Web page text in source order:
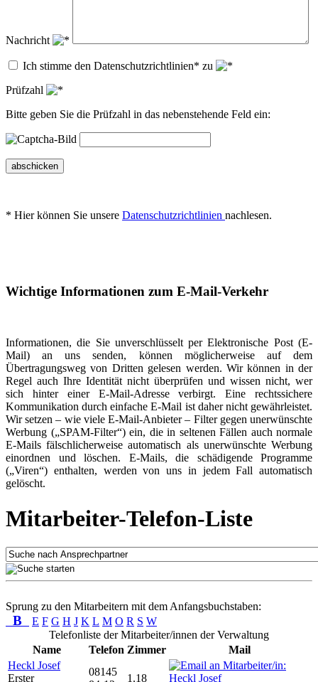
Nachricht
Ich stimme den Datenschutzrichtlinien* zu
Prüfzahl
Bitte geben Sie die Prüfzahl in das nebenstehende Feld ein:
abschicken
* Hier können Sie unsere Datenschutzrichtlinien nachlesen.
Wichtige Informationen zum E-Mail-Verkehr
Informationen, die Sie unverschlüsselt per Elektronische Post (E-
Mail) an uns senden, können möglicherweise auf dem
Übertragungsweg von Dritten gelesen werden. Wir können in der
Regel auch Ihre Identität nicht überprüfen und wissen nicht, wer
sich hinter einer E-Mail-Adresse verbirgt. Eine rechtssichere
Kommunikation durch einfache E-Mail ist daher nicht gewährleistet.
Wir setzen – wie viele E-Mail-Anbieter – Filter gegen unerwünschte
Werbung („SPAM-Filter“) ein, die in seltenen Fällen auch normale
E-Mails fälschlicherweise automatisch als unerwünschte Werbung
einordnen und löschen. E-Mails, die schädigende Programme
(„Viren“) enthalten, werden von uns in jedem Fall automatisch
gelöscht.
Mitarbeiter-Telefon-Liste
Sprung zu den Mitarbeitern mit dem Anfangsbuchstaben:
B E F G H J K L M O R S W
Telefonliste der Mitarbeiter/innen der Verwaltung
Name
Telefon Zimmer
Mail
Heckl Josef
Erster
08145
1.18